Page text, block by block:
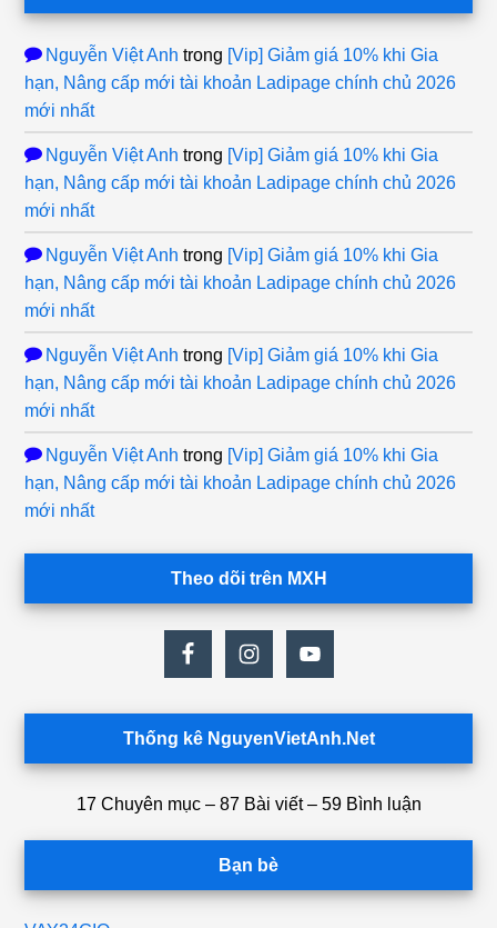
Nguyễn Việt Anh trong [Vip] Giảm giá 10% khi Gia
hạn, Nâng cấp mới tài khoản Ladipage chính chủ 2026
mới nhất
Nguyễn Việt Anh trong [Vip] Giảm giá 10% khi Gia
hạn, Nâng cấp mới tài khoản Ladipage chính chủ 2026
mới nhất
Nguyễn Việt Anh trong [Vip] Giảm giá 10% khi Gia
hạn, Nâng cấp mới tài khoản Ladipage chính chủ 2026
mới nhất
Nguyễn Việt Anh trong [Vip] Giảm giá 10% khi Gia
hạn, Nâng cấp mới tài khoản Ladipage chính chủ 2026
mới nhất
Nguyễn Việt Anh trong [Vip] Giảm giá 10% khi Gia
hạn, Nâng cấp mới tài khoản Ladipage chính chủ 2026
mới nhất
Theo dõi trên MXH
Thống kê NguyenVietAnh.Net
17 Chuyên mục – 87 Bài viết – 59 Bình luận
Bạn bè